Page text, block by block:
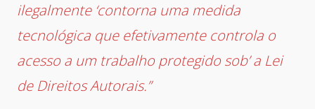
ilegalmente ‘contorna uma medida
tecnológica que efetivamente controla o
acesso a um trabalho protegido sob’ a Lei
de Direitos Autorais.”